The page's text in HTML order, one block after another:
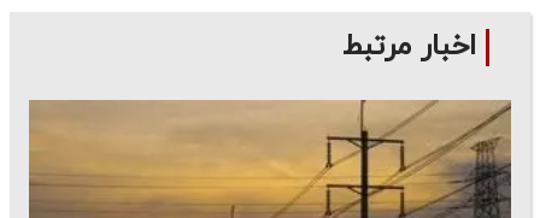
اخبار مرتبط